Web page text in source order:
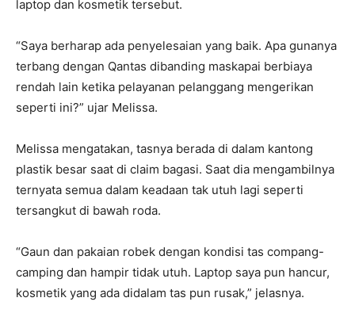
laptop dan kosmetik tersebut.
“Saya berharap ada penyelesaian yang baik. Apa gunanya
terbang dengan Qantas dibanding maskapai berbiaya
rendah lain ketika pelayanan pelanggang mengerikan
seperti ini?” ujar Melissa.
Melissa mengatakan, tasnya berada di dalam kantong
plastik besar saat di claim bagasi. Saat dia mengambilnya
ternyata semua dalam keadaan tak utuh lagi seperti
tersangkut di bawah roda.
“Gaun dan pakaian robek dengan kondisi tas compang-
camping dan hampir tidak utuh. Laptop saya pun hancur,
kosmetik yang ada didalam tas pun rusak,” jelasnya.